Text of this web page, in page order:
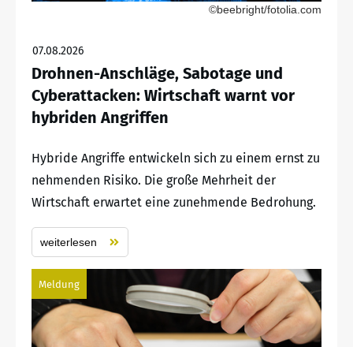
©beebright/fotolia.com
07.08.2026
Drohnen-Anschläge, Sabotage und
Cyberattacken: Wirtschaft warnt vor
hybriden Angriffen
Hybride Angriffe entwickeln sich zu einem ernst zu
nehmenden Risiko. Die große Mehrheit der
Wirtschaft erwartet eine zunehmende Bedrohung.
weiterlesen
Meldung